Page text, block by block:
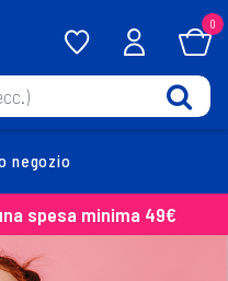
0
negozio
spesa minima 49€